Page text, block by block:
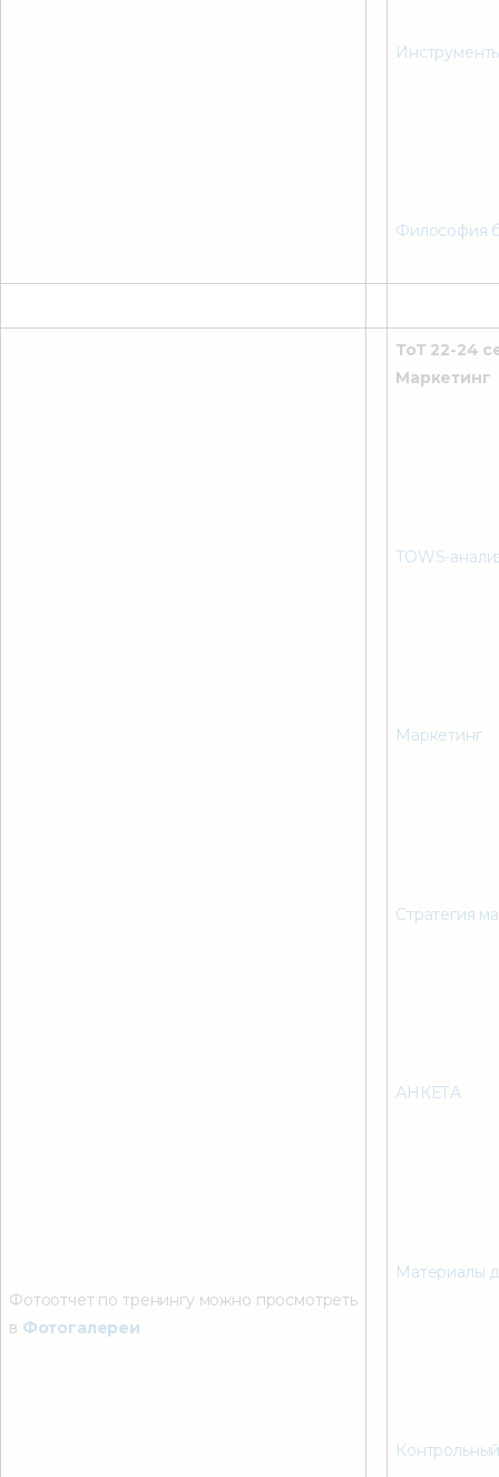
Философия
Фотоотчет по тренингу можно просмотреть
в Фотогалереи
ТоТ 22-24
Маркетинг
TOWS-
Маркетинг
Стратегия
АНКЕТА
Материалы